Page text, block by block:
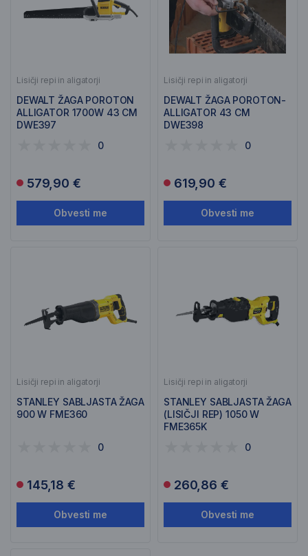
Lisičji repi in aligatorji
DEWALT ŽAGA POROTON
ALLIGATOR 1700W 43 CM
DWE397
0
579,90 €
Obvesti me
Lisičji repi in aligatorji
DEWALT ŽAGA POROTON-
ALLIGATOR 43 CM
DWE398
0
619,90 €
Obvesti me
Lisičji repi in aligatorji
STANLEY SABLJASTA ŽAGA
900 W FME360
0
145,18 €
Obvesti me
Lisičji repi in aligatorji
STANLEY SABLJASTA ŽAGA
(LISIČJI REP) 1050 W
FME365K
0
260,86 €
Obvesti me